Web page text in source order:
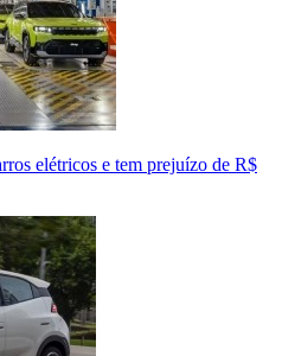
elétricos e tem prejuízo de R$